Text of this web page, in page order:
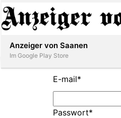
E-mail*
Passwort*
Anzeiger von Saanen
Im Google Play Store